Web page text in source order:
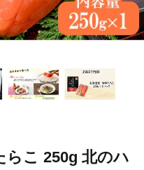
らこ 250g 北のハ